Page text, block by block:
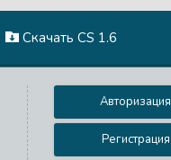
Скачать CS 1.6
Авторизация
Регистрация